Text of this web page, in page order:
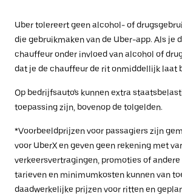
Uber tolereert geen alcohol- of
die gebruikmaken van de Uber-app. Als je
chauffeur onder invloed van alcohol of
dat je de chauffeur de rit onmiddellijk laat
Op bedrijfsauto's kunnen extra
toepassing zijn, bovenop de tolgelden.
*Voorbeeldprijzen voor passagiers zijn
voor UberX en geven geen rekening met
verkeersvertragingen, promoties of
tarieven en minimumkosten kunnen van
daadwerkelijke prijzen voor ritten en